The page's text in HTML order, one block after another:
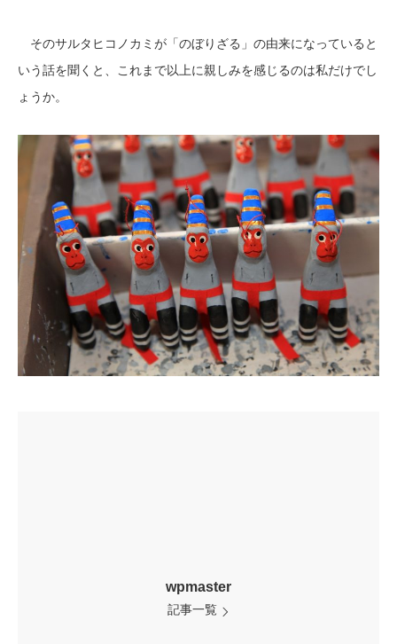
そのサルタヒコノカミが「のぼりざる」の由来になっていると
いう話を聞くと、これまで以上に親しみを感じるのは私だけでし
ょうか。
wpmaster
記事一覧